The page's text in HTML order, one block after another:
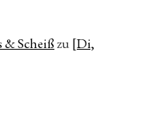
Scheißzu [Di,